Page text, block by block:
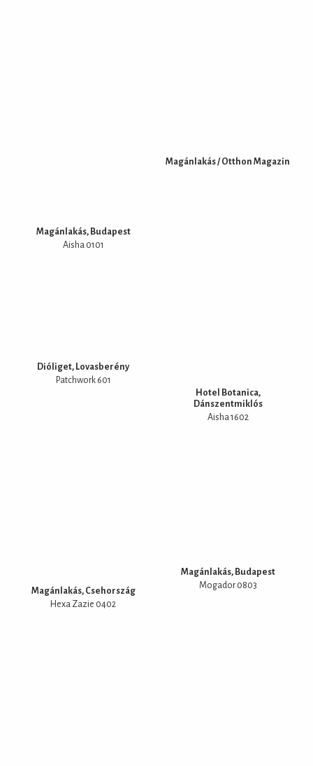
Magánlakás / Otthon Magazin
Magánlakás, Budapest
Aisha 0101
Hotel Botanica,
Dánszentmiklós
Aisha 1602
Dióliget, Lovasberény
Patchwork 601
Magánlakás, Csehország
Hexa Zazie 0402
Magánlakás, Budapest
Mogador 0803